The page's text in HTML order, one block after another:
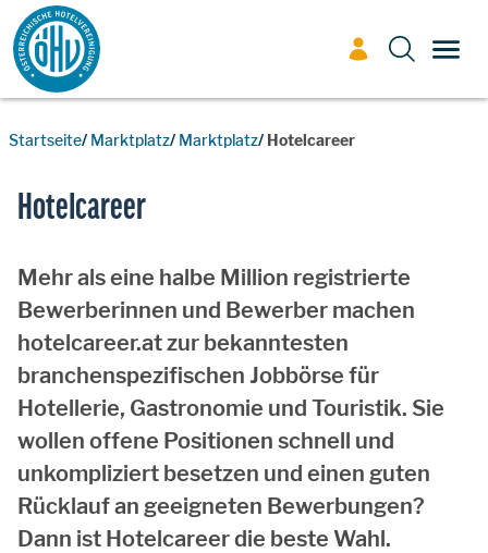
Zum Inhalt
Startseite Marktplatz Marktplatz Hotelcareer
Hotelcareer
Mehr als eine halbe Million registrierte
Bewerberinnen und Bewerber machen
hotelcareer.at zur bekanntesten
branchenspezifischen Jobbörse für
Hotellerie, Gastronomie und Touristik. Sie
wollen offene Positionen schnell und
unkompliziert besetzen und einen guten
Rücklauf an geeigneten Bewerbungen?
Dann ist Hotelcareer die beste Wahl.